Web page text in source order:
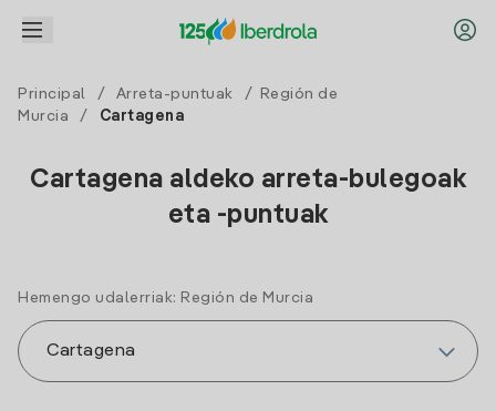
Principal / Arreta-puntuak /
Región de
Murcia
/ Cartagena
Cartagena aldeko arreta-bulegoak
eta -puntuak
Hemengo udalerriak: Región de Murcia